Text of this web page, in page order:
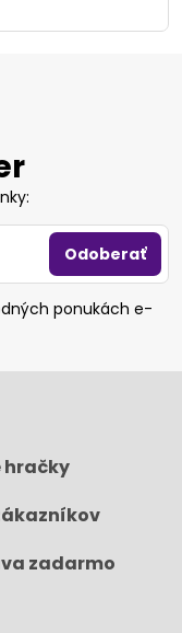
Odoberať
ponukách e-
hračky
zadarmo